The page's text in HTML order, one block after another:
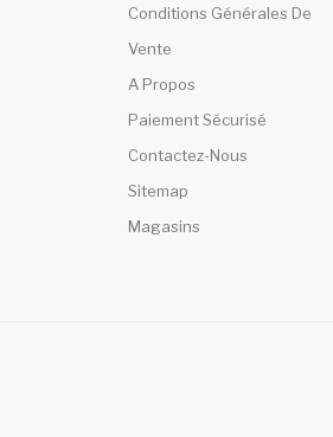
Conditions Générales De
Vente
A Propos
Paiement Sécurisé
Contactez-Nous
Sitemap
Magasins